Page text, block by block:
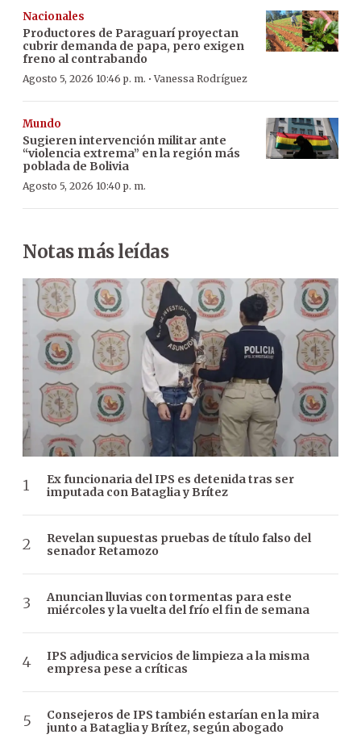
Nacionales
Productores de Paraguarí proyectan
cubrir demanda de papa, pero exigen
freno al contrabando
Agosto 5, 2026 10:46 p. m. ·Vanessa Rodríguez
Mundo
Sugieren intervención militar ante
“violencia extrema” en la región más
poblada de Bolivia
Agosto 5, 2026 10:40 p. m.
Notas más leídas
Ex funcionaria del IPS es detenida tras ser
imputada con Bataglia y Brítez
Revelan supuestas pruebas de título falso del
senador Retamozo
Anuncian lluvias con tormentas para este
miércoles y la vuelta del frío el fin de semana
IPS adjudica servicios de limpieza a la misma
empresa pese a críticas
Consejeros de IPS también estarían en la mira
junto a Bataglia y Brítez, según abogado